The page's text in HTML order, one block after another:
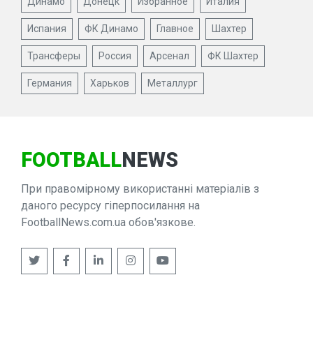
Испания ФК Динамо Главное Шахтер
Трансферы Россия Арсенал ФК Шахтер
Германия Харьков Металлург
FOOTBALLNEWS
При правомірному використанні матеріалів з
даного ресурсу гіперпосилання на
FootballNews.com.ua обов'язкове.